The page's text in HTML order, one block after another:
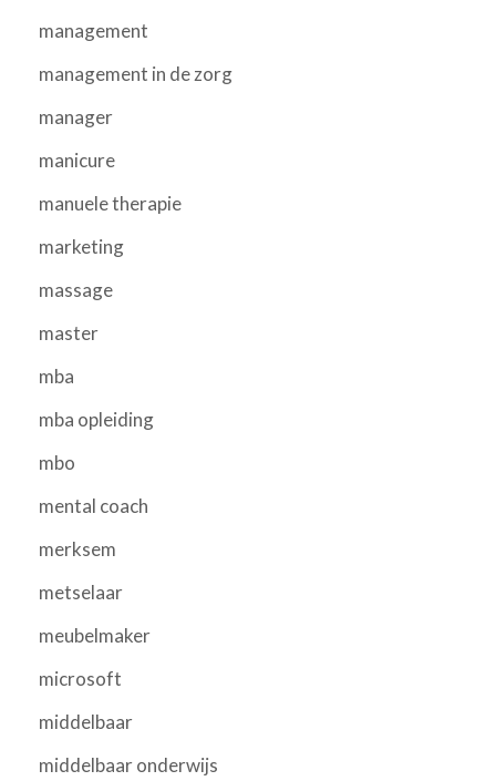
management
management in de zorg
manager
manicure
manuele therapie
marketing
massage
master
mba
mba opleiding
mbo
mental coach
merksem
metselaar
meubelmaker
microsoft
middelbaar
middelbaar onderwijs